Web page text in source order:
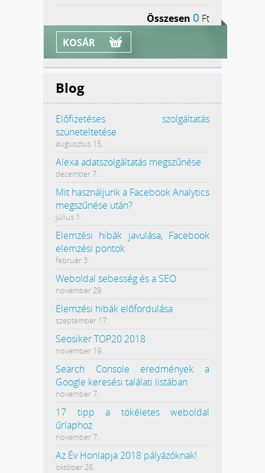
Összesen 0 Ft
KOSÁR
Blog
Előfizetéses szolgáltatás
szüneteltetése
augusztus 15.
Alexa adatszolgáltatás megszűnése
december 7.
Mit használjunk a Facebook Analytics
megszűnése után?
július 1.
Elemzési hibák javulása, Facebook
elemzési pontok
február 3.
Weboldal sebesség és a SEO
november 29.
Elemzési hibák előfordulása
szeptember 17.
Seosiker TOP20 2018
november 19.
Search Console eredmények a
Google keresési találati listában
november 7.
17 tipp a tökéletes weboldal
űrlaphoz
november 7.
Az Év Honlapja 2018 pályázóknak!
október 26.